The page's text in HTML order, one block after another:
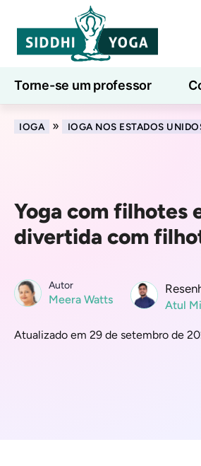
Torne-se um professor
Aulas de ioga online 7 Dias
IOGA » IOGA NOS ESTADOS
Yoga com filhotes
divertida com
Autor
Meera Watts Atul
Atualizado em 29 de setembro de